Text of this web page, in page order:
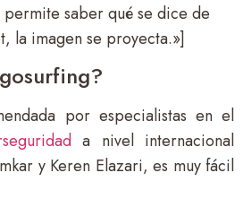
permite saber qué se dice de
la imagen se proyecta.»]
por especialistas en el
a nivel internacional
y Keren Elazari, es muy fácil